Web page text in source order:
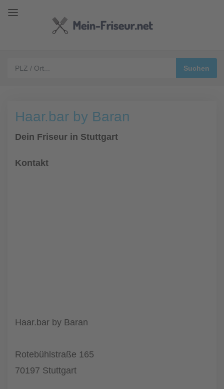
Haar.bar by Baran
Dein Friseur in Stuttgart
Kontakt
Haar.bar by Baran
Rotebühlstraße 165
70197 Stuttgart